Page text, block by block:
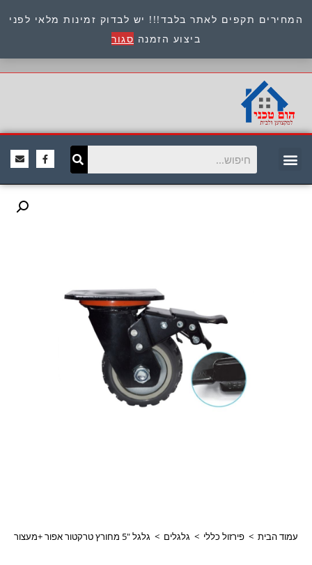
המחירים תקפים לאתר בלבד!!! יש לבדוק זמינות מלאי לפני
ביצוע הזמנה סגור
כתובת : היוזמים 9 אור יהודה שירות לקוחות 054-
8945722
עמוד הבית > פירזול כללי > גלגלים > גלגל "5 מחורץ טרקטור אפור +מעצור עד 250 ק"ג דגם 15126